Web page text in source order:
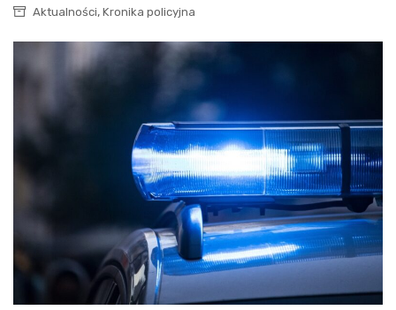
Aktualności, Kronika policyjna